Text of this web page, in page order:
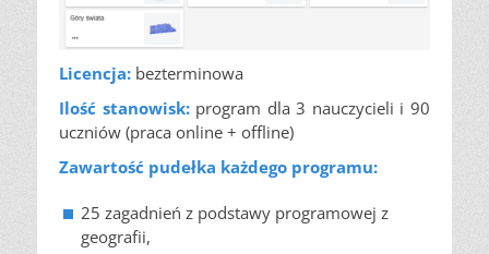
Licencja: bezterminowa
Ilość stanowisk:program dla 3 nauczycieli i 90
uczniów (praca online + offline)
Zawartość pudełka każdego programu:
25 zagadnień z podstawy programowej z
geografii,